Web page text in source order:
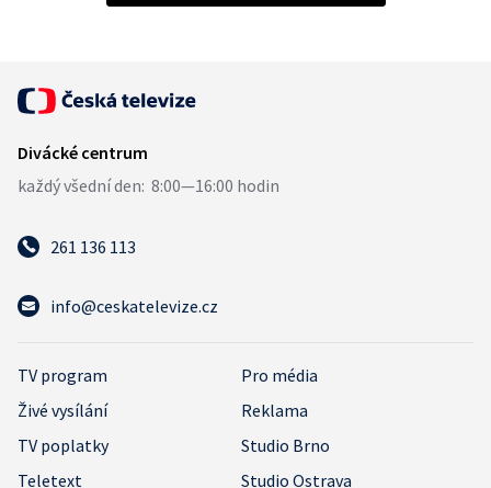
261 136 113
info@ceskatelevize.cz
TV program
Pro média
Živé vysílání
Reklama
TV poplatky
Studio Brno
Teletext
Studio Ostrava